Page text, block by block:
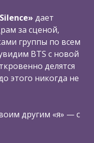
дает
за сценой,
группы по всем
BTS c новой
делятся
этого никогда не
другим «я» — с